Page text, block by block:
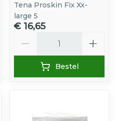
Tena Proskin Fix Xx-
large 5
€ 16,65
Bestel